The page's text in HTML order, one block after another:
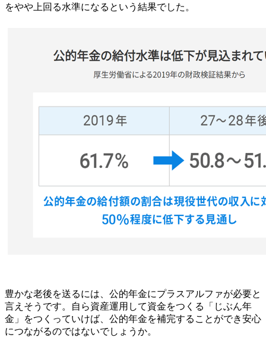
をやや上回る水準になるという結果でした。
豊かな老後を送るには、公的年金にプラスアルファが必要と
言えそうです。自ら資産運用して資金をつくる「じぶん年
金」をつくっていけば、公的年金を補完することができ安心
につながるのではないでしょうか。